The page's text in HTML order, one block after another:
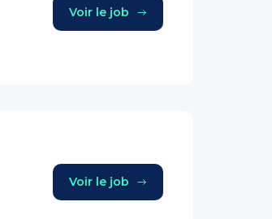
Voir le job
Voir le job